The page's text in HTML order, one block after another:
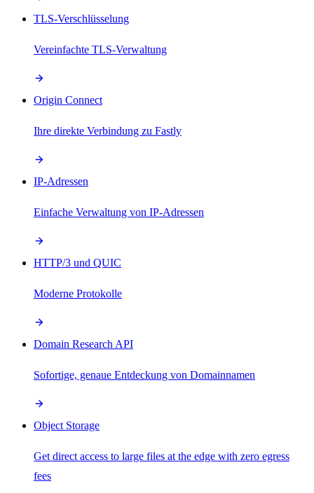
TLS-Verschlüsselung
Vereinfachte TLS-Verwaltung
Origin Connect
Ihre direkte Verbindung zu Fastly
IP-Adressen
Einfache Verwaltung von IP-Adressen
HTTP/3 und QUIC
Moderne Protokolle
Domain Research API
Sofortige, genaue Entdeckung von Domainnamen
Object Storage
Get direct access to large files at the edge with zero egress
fees